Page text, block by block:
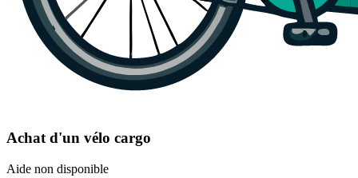
Achat d'un vélo cargo
Aide non disponible